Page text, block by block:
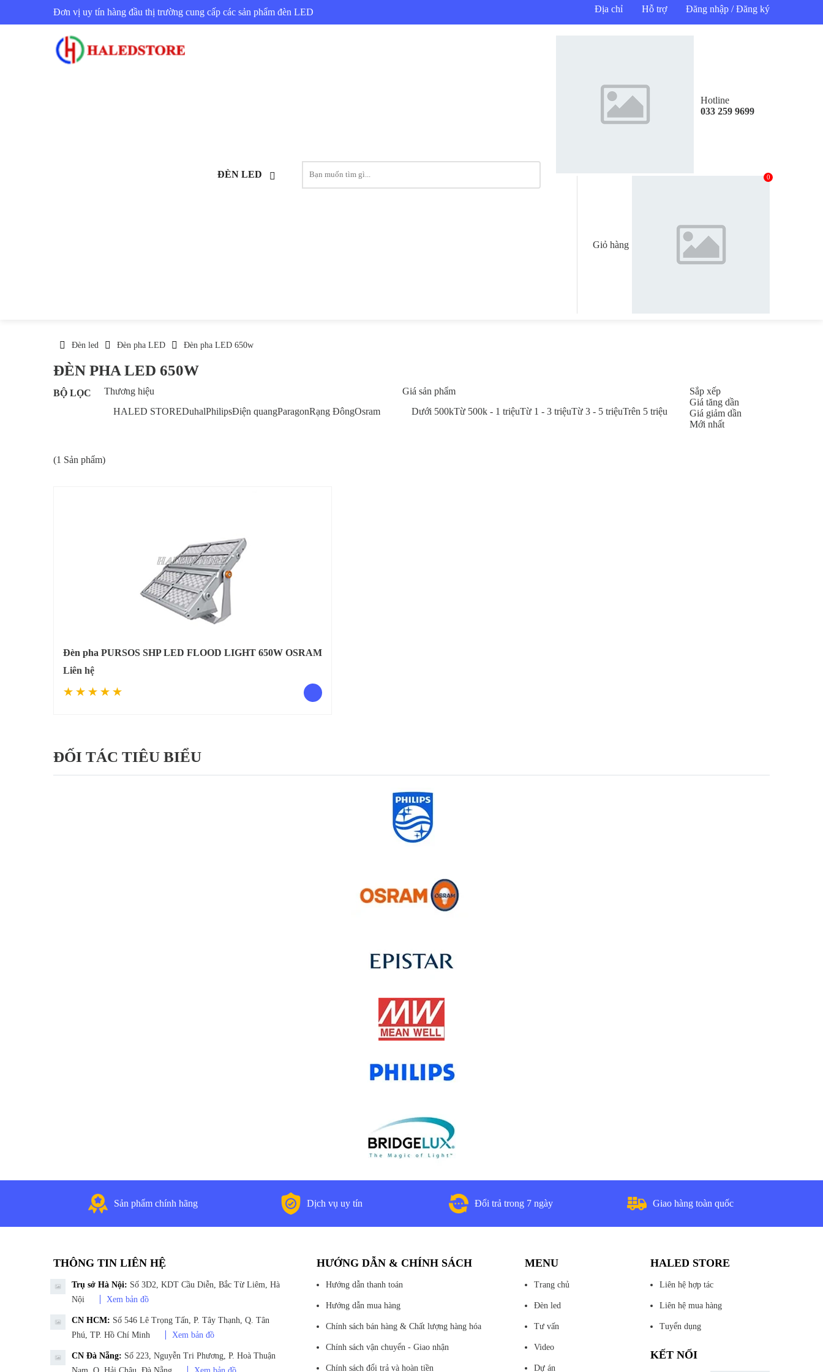
Đơn vị uy tín hàng đầu thị trường cung cấp các sản phẩm đèn LED Địa chỉ Hỗ trợ Đăng nhập / Đăng ký
ĐÈN LED
Hotline
033 259 9699
Giỏ hàng
0
Đèn led Đèn pha LED Đèn pha LED 650w
ĐÈN PHA LED 650W
BỘ LỌC
Thương hiệu
HALED STOREDuhalPhilipsĐiện quangParagonRạng ĐôngOsram
Giá sản phẩm
Dưới 500kTừ 500k - 1 triệuTừ 1 - 3 triệuTừ 3 - 5 triệuTrên 5 triệu
Sắp xếp
Giá tăng dần
Giá giảm dần
Mới nhất
(1 Sản phẩm)
Đèn pha PURSOS SHP LED FLOOD LIGHT 650W OSRAM
Liên hệ
ĐỐI TÁC TIÊU BIỂU
Sản phẩm chính hãng Dịch vụ uy tín Đổi trả trong 7 ngày Giao hàng toàn quốc
THÔNG TIN LIÊN HỆ
Trụ sở Hà Nội: Số 3D2, KDT Cầu Diễn, Bắc Từ Liêm, Hà
Nội
Xem bản đồ
CN HCM: Số 546 Lê Trọng Tấn, P. Tây Thạnh, Q. Tân
Phú, TP. Hồ Chí Minh
Xem bản đồ
CN Đà Nẵng: Số 223, Nguyễn Tri Phương, P. Hoà Thuận
HƯỚNG DẪN & CHÍNH SÁCH
Hướng dẫn thanh toán
Hướng dẫn mua hàng
Chính sách bán hàng & Chất lượng hàng hóa
Chính sách vận chuyển - Giao nhận
Chính sách đổi trả và hoàn tiền
MENU
Trang chủ
Đèn led
Tư vấn
Video
Dự án
HALED STORE
Liên hệ hợp tác
Liên hệ mua hàng
Tuyển dụng
KẾT NỐI